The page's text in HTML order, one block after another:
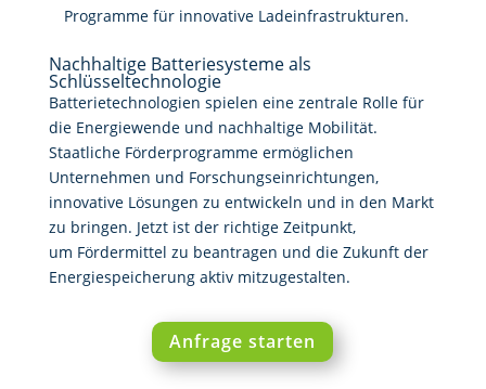
Programme für innovative Ladeinfrastrukturen.
Nachhaltige Batteriesysteme als
Schlüsseltechnologie
Batterietechnologien spielen eine zentrale Rolle für
die Energiewende und nachhaltige Mobilität.
Staatliche Förderprogramme ermöglichen
Unternehmen und Forschungseinrichtungen,
innovative Lösungen zu entwickeln und in den Markt
zu bringen. Jetzt ist der richtige Zeitpunkt,
um Fördermittel zu beantragen und die Zukunft der
Energiespeicherung aktiv mitzugestalten.
Anfrage starten